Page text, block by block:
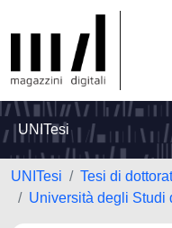
UNITesi
UNITesi
Tesi di
Università degli Studi